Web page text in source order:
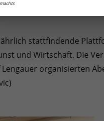
stattfindende
und Wirtschaft. Die
organisierten